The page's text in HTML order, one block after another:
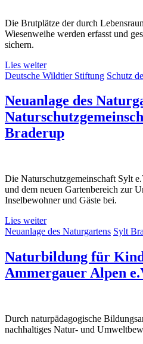
Die Brutplätze der durch
Wiesenweihe werden erfasst und
sichern.
Lies weiter
Deutsche Wildtier Stiftung Schutz
Neuanlage des
Braderup
Die Naturschutzgemeinschaft Sylt
und dem neuen Gartenbereich zur
Inselbewohner und Gäste bei.
Lies weiter
Neuanlage des Naturgartens Sylt
Naturbildung für
Ammergauer Alpen
Durch naturpädagogische
nachhaltiges Natur- und